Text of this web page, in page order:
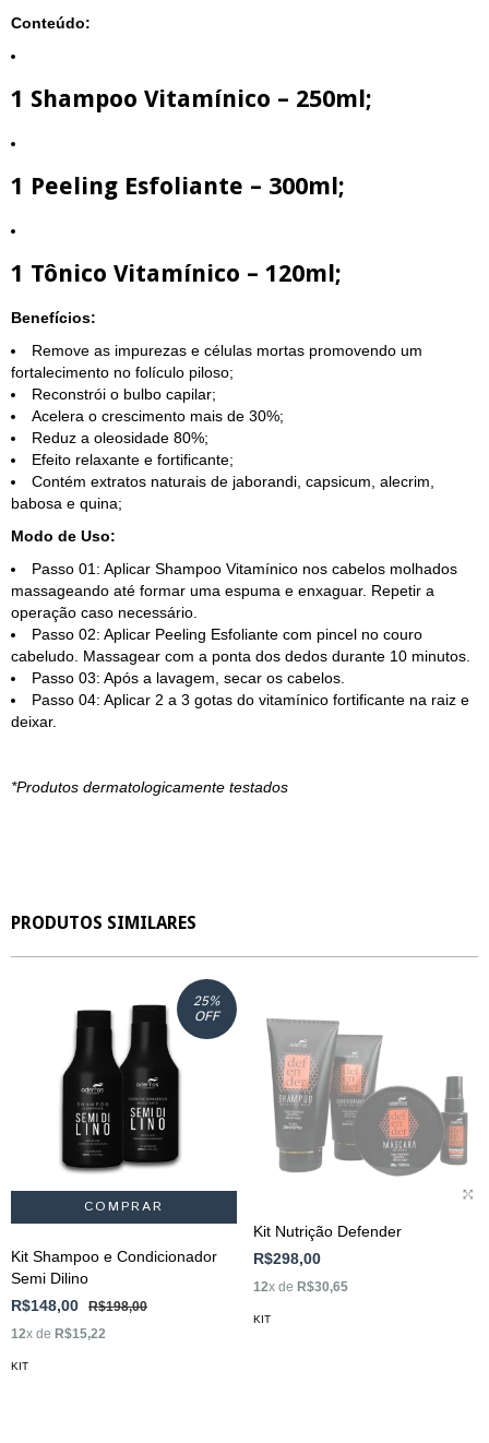
Conteúdo:
1 Shampoo Vitamínico – 250ml;
1 Peeling Esfoliante – 300ml;
1 Tônico Vitamínico – 120ml;
Benefícios:
Remove as impurezas e células mortas promovendo um
fortalecimento no folículo piloso;
Reconstrói o bulbo capilar;
Acelera o crescimento mais de 30%;
Reduz a oleosidade 80%;
Efeito relaxante e fortificante;
Contém extratos naturais de jaborandi, capsicum, alecrim,
babosa e quina;
Modo de Uso:
Passo 01: Aplicar Shampoo Vitamínico nos cabelos molhados
massageando até formar uma espuma e enxaguar. Repetir a
operação caso necessário.
Passo 02: Aplicar Peeling Esfoliante com pincel no couro
cabeludo. Massagear com a ponta dos dedos durante 10 minutos.
Passo 03: Após a lavagem, secar os cabelos.
Passo 04: Aplicar 2 a 3 gotas do vitamínico fortificante na raiz e
deixar.
*Produtos dermatologicamente testados
PRODUTOS SIMILARES
25%
OFF
Kit Shampoo e Condicionador
Semi Dilino
R$148,00
R$198,00
12x de R$15,22
KIT
Kit Nutrição Defender
R$298,00
12x de R$30,65
KIT